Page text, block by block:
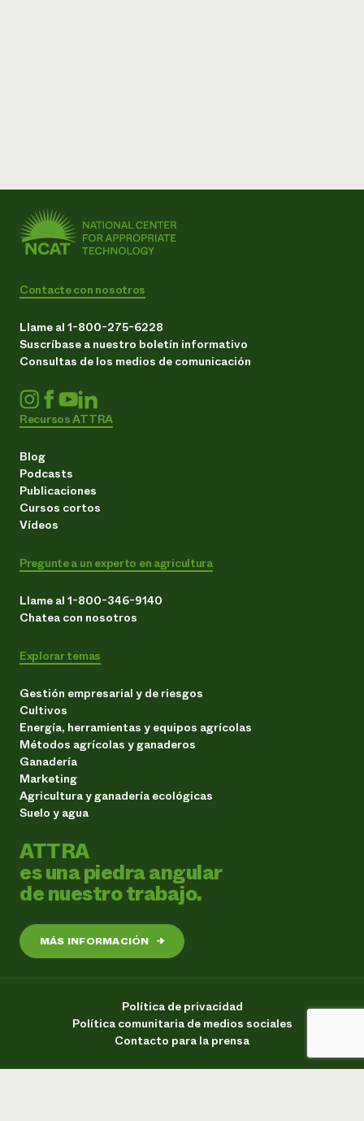
Contacte con nosotros
Llame al 1-800-275-6228
Suscríbase a nuestro boletín informativo
Consultas de los medios de comunicación
Recursos ATTRA
Blog
Podcasts
Publicaciones
Cursos cortos
Vídeos
Pregunte a un experto en agricultura
Llame al 1-800-346-9140
Chatea con nosotros
Explorar temas
Gestión empresarial y de riesgos
Cultivos
Energía, herramientas y equipos agrícolas
Métodos agrícolas y ganaderos
Ganadería
Marketing
Agricultura y ganadería ecológicas
Suelo y agua
ATTRA
es una piedra angular
de nuestro trabajo.
MÁS INFORMACIÓN →
Política de privacidad
Política comunitaria de medios sociales
Contacto para la prensa